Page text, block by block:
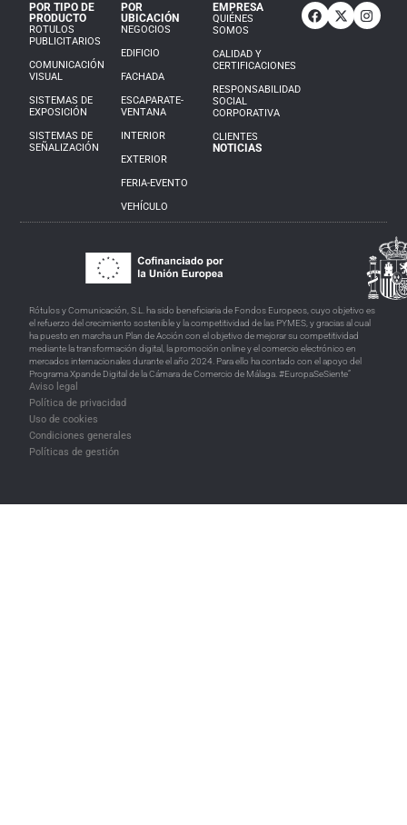
POR TIPO DE
PRODUCTO
ROTULOS
PUBLICITARIOS
COMUNICACIÓN
VISUAL
SISTEMAS DE
EXPOSICIÓN
SISTEMAS DE
SEÑALIZACIÓN
POR
UBICACIÓN
NEGOCIOS
EDIFICIO
FACHADA
ESCAPARATE-
VENTANA
INTERIOR
EXTERIOR
FERIA-EVENTO
VEHÍCULO
EMPRESA
QUIÉNES
SOMOS
CALIDAD Y
CERTIFICACIONES
RESPONSABILIDAD
SOCIAL
CORPORATIVA
CLIENTES
NOTICIAS
Rótulos y Comunicación, S.L. ha sido beneficiaria de Fondos Europeos, cuyo objetivo es
el refuerzo del crecimiento sostenible y la competitividad de las PYMES, y gracias al cual
ha puesto en marcha un Plan de Acción con el objetivo de mejorar su competitividad
mediante la transformación digital, la promoción online y el comercio electrónico en
mercados internacionales durante el año 2024. Para ello ha contado con el apoyo del
Programa Xpande Digital de la Cámara de Comercio de Málaga. #EuropaSeSiente”
Aviso legal
Política de privacidad
Uso de cookies
Condiciones generales
Políticas de gestión